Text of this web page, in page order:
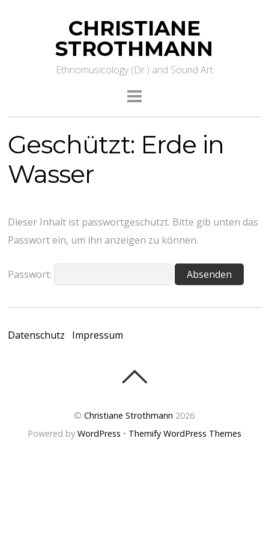
CHRISTIANE
STROTHMANN
Ethnomusicology (Dr.) and Sound Art
Geschützt: Erde in
Wasser
Dieser Inhalt ist passwortgeschützt. Bitte gib unten das
Passwort ein, um ihn anzeigen zu können.
Passwort:
Datenschutz Impressum
©Christiane Strothmann 2026
Powered by WordPress • Themify WordPress Themes